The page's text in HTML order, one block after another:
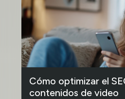
Cómo optimizar el
contenidos de video